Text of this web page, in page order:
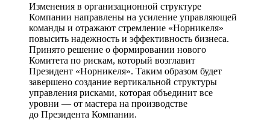
Изменения в организационной структуре
Компании направлены на усиление управляющей
команды и отражают стремление «Норникеля»
повысить надежность и эффективность бизнеса.
Принято решение о формировании нового
Комитета по рискам, который возглавит
Президент «Норникеля». Таким образом будет
завершено создание вертикальной структуры
управления рисками, которая объединит все
уровни — от мастера на производстве
до Президента Компании.